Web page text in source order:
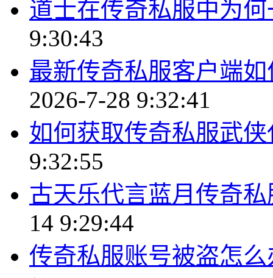
道士在传奇私服中为
9:30:43
最新传奇私服客户端
2026-7-28 9:32:41
如何获取传奇私服武
9:32:55
古天乐代言蓝月传奇
14 9:29:44
传奇私服账号被盗怎